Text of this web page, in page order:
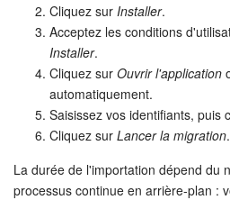
Cliquez sur Installer.
Acceptez les conditions
Installer.
Cliquez sur Ouvrir l'application
automatiquement.
Saisissez vos identifiants, puis
Cliquez sur Lancer la migration.
La durée de l'importation dépend du
processus continue en arrière-plan :